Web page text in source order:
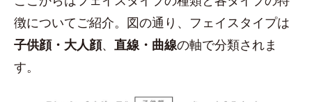
徴についてご紹介。図の通り、フェイスタイプは
子供顔・大人顔、 直線・曲線の軸で分類されま
す。